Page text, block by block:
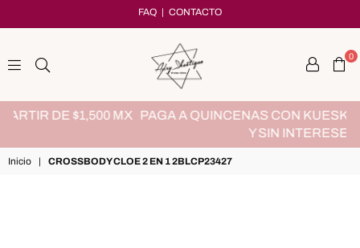
FAQ | CONTACTO
adryshoetique
0
PAGA A QUINCENAS CON KUESKYPAY, SIN TARJETA
Inicio | CROSSBODY CLOE 2 EN 1 2BLCP23427